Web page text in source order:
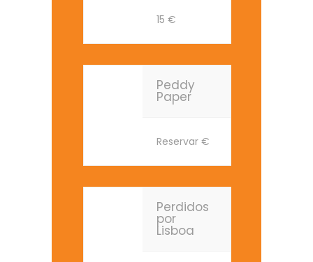
15 €
Peddy
Paper
Reservar €
Perdidos
por
Lisboa